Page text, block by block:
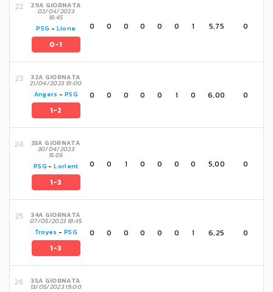
29A GIORNATA
02/04/2023
18:45
PSG - Lione
0-1
0 0 0 0 0 0 1 5,75 0
32A GIORNATA
21/04/2023 19:00
Angers - PSG
1-2
0 0 0 0 0 1 0 6,00 0
33A GIORNATA
30/04/2023
15:05
PSG -Lorient
1-3
0 0 1 0 0 0 0 5,00 0
34A GIORNATA
07/05/2023 18:45
Troyes - PSG
1-3
0 0 0 0 0 0 1 6,25 0
35A GIORNATA
13/05/2023 19:00